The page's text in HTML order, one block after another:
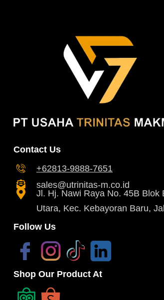
Contact Us
+62813-9888-7651
sales@utrinitas-m.co.id
Jl. Hj. Nawi Raya No. 45B Blok
Utara, Kec. Kebayoran Baru,
Follow Us
Shop Our Product At